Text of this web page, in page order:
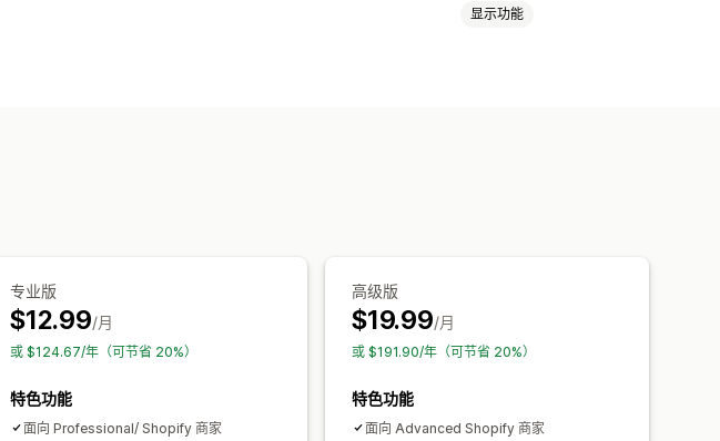
显示功能
专业版
$12.99/月
或 $124.67/年（可节省 20%）
特色功能
面向 Professional/ Shopify 商家
高级版
$19.99/月
或 $191.90/年（可节省 20%）
特色功能
面向 Advanced Shopify 商家